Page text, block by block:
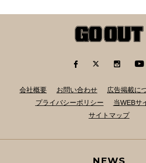
会社概要 お問い合わせ 広告掲載に
プライバシーポリシー
当WEBサ
サイトマップ
NEWS